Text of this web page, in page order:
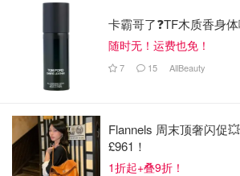
哪怕是初来乍到的新鲜感
都被这寒气吓退到躲在酒店
但是出太阳的时候就有了好心情
卡霸哥了❓TF木质香身体
随时无！运费也免！
7 15 AllBeauty
Flannels 周末顶奢闪促
£961！
1折起+叠9折！